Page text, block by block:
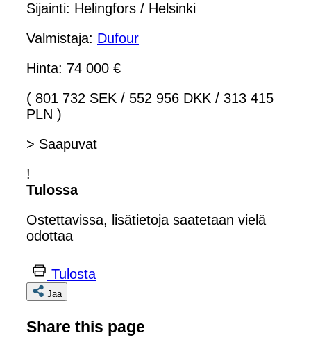
Sijainti: Helingfors / Helsinki
Valmistaja: Dufour
Hinta: 74 000 €
( 801 732 SEK / 552 956 DKK / 313 415
PLN )
> Saapuvat
!
Tulossa
Ostettavissa, lisätietoja saatetaan vielä
odottaa
Tulosta
Jaa
Share this page